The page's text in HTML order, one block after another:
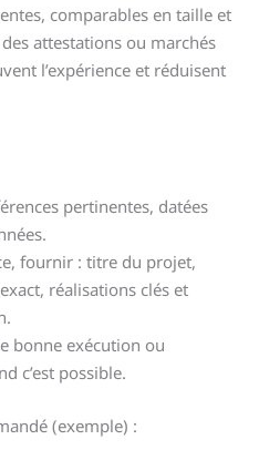
comparables en taille et
attestations ou marchés
l’expérience et réduisent
pertinentes, datées
fournir : titre du projet,
réalisations clés et
bonne exécution ou
c’est possible.
(exemple) :